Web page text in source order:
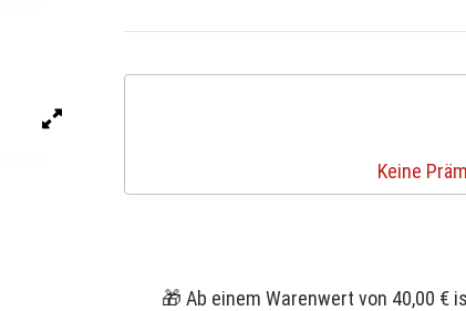
Keine
🎁 Ab einem Warenwert von 40,00